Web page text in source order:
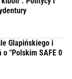
Glapińskiego i
o "Polskim SAFE 0